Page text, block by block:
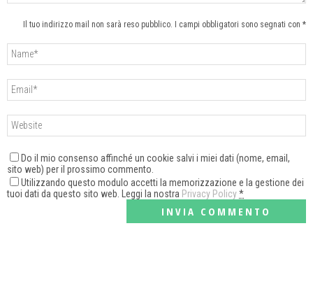
Il tuo indirizzo mail non sarà reso pubblico. I campi obbligatori sono segnati con *
Do il mio consenso affinché un cookie salvi i miei dati (nome, email,
sito web) per il prossimo commento.
Utilizzando questo modulo accetti la memorizzazione e la gestione dei
tuoi dati da questo sito web. Leggi la nostra Privacy Policy*